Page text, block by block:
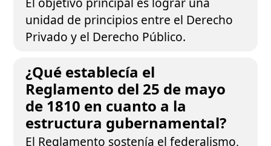
unidad de principios entre el Derecho
Privado y el Derecho Público.
¿Qué establecía el
Reglamento del 25 de mayo
de 1810 en cuanto a la
estructura gubernamental?
El Reglamento sostenía el federalismo,